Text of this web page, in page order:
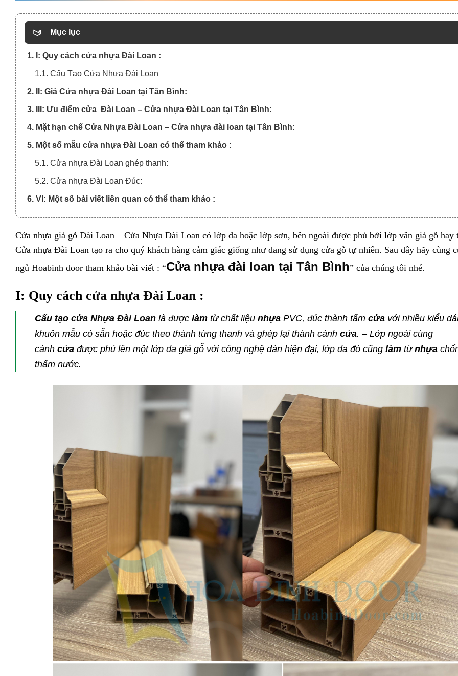
Mục lục
1. I: Quy cách cửa nhựa Đài Loan :
1.1. Cấu Tạo Cửa Nhựa Đài Loan
2. II: Giá Cửa nhựa Đài Loan tại Tân Bình:
3. III: Ưu điểm cửa Đài Loan – Cửa nhựa Đài Loan tại Tân Bình:
4. Mặt hạn chế Cửa Nhựa Đài Loan – Cửa nhựa đài loan tại Tân Bình:
5. Một số mẫu cửa nhựa Đài Loan có thể tham khảo :
5.1. Cửa nhựa Đài Loan ghép thanh:
5.2. Cửa nhựa Đài Loan Đúc:
6. VI: Một số bài viết liên quan có thể tham khảo :
Cửa nhựa giả gỗ Đài Loan – Cửa Nhựa Đài Loan có lớp da hoặc lớp sơn, bên ngoài được phủ bởi lớp vân giả gỗ hay
Cửa nhựa Đài Loan tạo ra cho quý khách hàng cảm giác giống như đang sử dụng cửa gỗ tự nhiên. Sau đây hãy cùng
ngủ Hoabinh door tham khảo bài viết : “Cửa nhựa đài loan tại Tân Bình” của chúng tôi nhé.
I: Quy cách cửa nhựa Đài Loan :
Cấu tạo cửa Nhựa Đài Loan là được làm từ chất liệu nhựa PVC, đúc thành tấm cửa với nhiều kiểu
khuôn mẫu có sẵn hoặc đúc theo thành từng thanh và ghép lại thành cánh cửa. – Lớp ngoài cùng
cánh cửa được phủ lên một lớp da giả gỗ với công nghệ dán hiện đại, lớp da đó cũng làm từnhựa
thấm nước.